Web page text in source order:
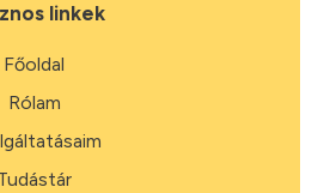
linkek
Főoldal
Rólam